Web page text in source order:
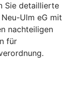
Sie detaillierte
Ulm eG mit
nachteiligen
für